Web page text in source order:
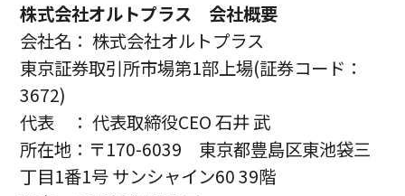
株式会社オルトプラス 会社概要
会社名： 株式会社オルトプラス
東京証券取引所市場第1部上場(証券コード：
3672)
代表 ： 代表取締役CEO 石井 武
所在地：〒170-6039 東京都豊島区東池袋三
丁目1番1号 サンシャイン60 39階